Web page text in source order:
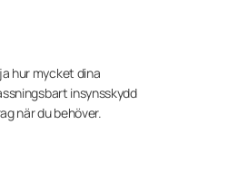
hur mycket dina
insynsskydd
när du behöver.